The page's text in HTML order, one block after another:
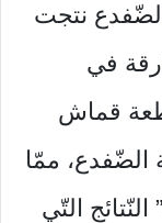
نتجت
في
قماش
الضّفدع، ممّا
التّي